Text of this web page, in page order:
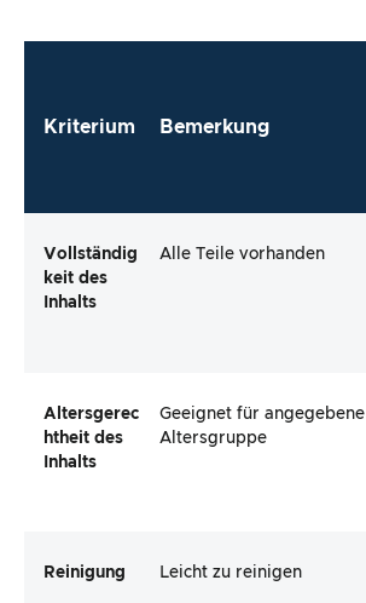
Kriterium Bemerkung
Vollständig
keit des
Inhalts
Alle Teile vorhanden
Altersgerec
htheit des
Inhalts
Geeignet für angegebene
Altersgruppe
Reinigung Leicht zu reinigen